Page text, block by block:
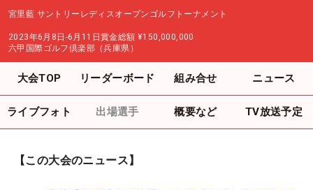
宮里藍 サントリーレディスオープンゴルフトーナメント
2023年6月8日-6月11日賞金総額 ¥150,000,000
六甲国際ゴルフ倶楽部（兵庫県）
大会TOP リーダーボード 組み合せ ニュース
ライブフォト 出場選手 概要など TV放送予定
【この大会のニュース】